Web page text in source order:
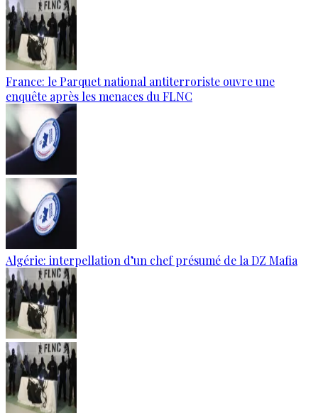
France: le Parquet national antiterroriste ouvre une
enquête après les menaces du FLNC
Algérie: interpellation d’un chef présumé de la DZ Mafia